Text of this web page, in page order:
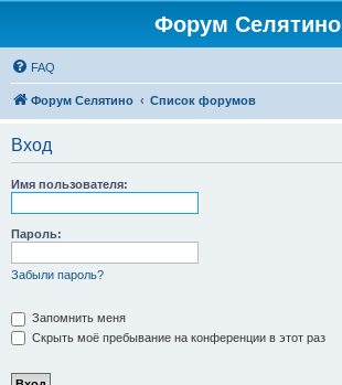
Форум Селятино
FAQ
Форум Селятино Список форумов
Вход
Имя пользователя:
Пароль:
Забыли пароль?
Запомнить меня
Скрыть моё пребывание на конференции в этот раз